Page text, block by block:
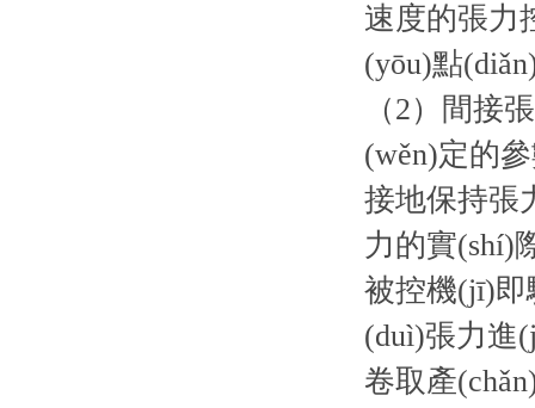
速度的張力
(yōu)點
（2）間接
(wěn)定的
接地保持張
力的實(shí)
被控機(jī)即
(duì)張力進
卷取產